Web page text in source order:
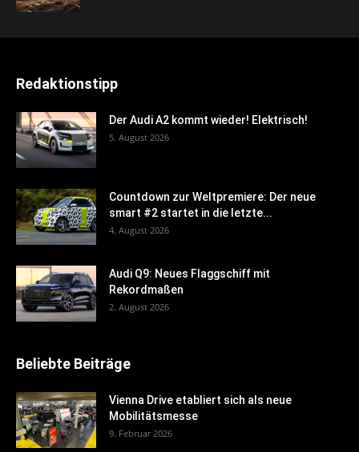
Redaktionstipp
Der Audi A2 kommt wieder! Elektrisch!
5. August 2026
Countdown zur Weltpremiere: Der neue
smart #2 startet in die letzte...
4. August 2026
Audi Q9: Neues Flaggschiff mit
Rekordmaßen
2. August 2026
Beliebte Beiträge
Vienna Drive etabliert sich als neue
Mobilitätsmesse
9. Februar 2026